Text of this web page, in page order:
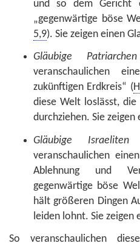
und so dem Gericht
„gegenwärtige böse
5,9). Sie zeigen einen
Gläubige
veranschaulichen
zukünftigen Erdkreis“ (
diese Welt loslässt,
durchziehen. Sie
Gläubige Israeliten
veranschaulichen
Ablehnung und
gegenwärtige böse
hält größeren Dingen
leiden lohnt. Sie zeigen
So veranschaulichen